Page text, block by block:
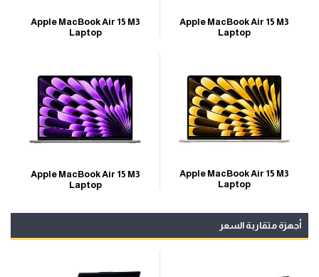
Apple MacBook Air 15 M3
Laptop
Apple MacBook Air 15 M3
Laptop
Apple MacBook Air 15 M3
Laptop
Apple MacBook Air 15 M3
Laptop
أجهزة متقاربة السعر